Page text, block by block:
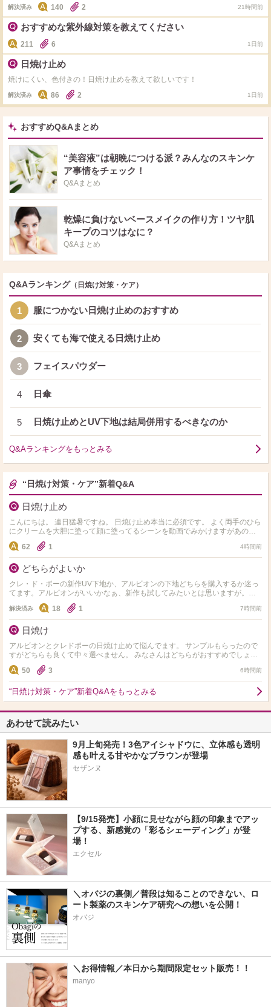
解決済み 140 2 21時間前
おすすめな紫外線対策を教えてください
211 6 1日前
日焼け止め
焼けにくい、色付きの！日焼け止めを教えて欲しいです！
解決済み 86 2 1日前
おすすめQ&Aまとめ
“美容液”は朝晩につける派？みんなのスキンケ
ア事情をチェック！
Q&Aまとめ
乾燥に負けないベースメイクの作り方！ツヤ肌
キープのコツはなに？
Q&Aまとめ
Q&Aランキング （日焼け対策・ケア）
1 服につかない日焼け止めのおすすめ
2 安くても海で使える日焼け止め
3 フェイスパウダー
4 日傘
5 日焼け止めとUV下地は結局併用するべきなのか
Q&Aランキングをもっとみる
“日焼け対策・ケア”新着Q&A
日焼け止め
こんにちは。 連日猛暑ですね。 日焼け止め本当に必須です。 よく両手のひら
にクリームを大胆に塗って顔に塗ってるシーンを動画でみかけますがあのよ
62 1 4時間前
どちらがよいか
クレ・ド・ポーの新作UV下地か、アルビオンの下地どちらを購入するか迷っ
てます。アルビオンがいいかなぁ、新作も試してみたいとは思いますが。。
アルビオン、クレド、画像の下地も使ったことがある方、いらっ…
解決済み 18 1 7時間前
日焼け
アルビオンとクレドポーの日焼け止めて悩んでます。 サンプルもらったので
すがどちらも良くて中々選べません。 みなさんはどちらがおすすめでしょう
か？
50 3 6時間前
“日焼け対策・ケア”新着Q&Aをもっとみる
あわせて読みたい
9月上旬発売！3色アイシャドウに、立体感も透明
感も叶える甘やかなブラウンが登場
【9/15発売】小顔に見せながら顔の印象までアッ
プする、新感覚の「彩るシェーディング」が登
場！
エクセル
＼オバジの裏側／普段は知ることのできない、ロ
ート製薬のスキンケア研究への想いを公開！
オバジ
＼お得情報／本日から期間限定セット販売！！
manyo